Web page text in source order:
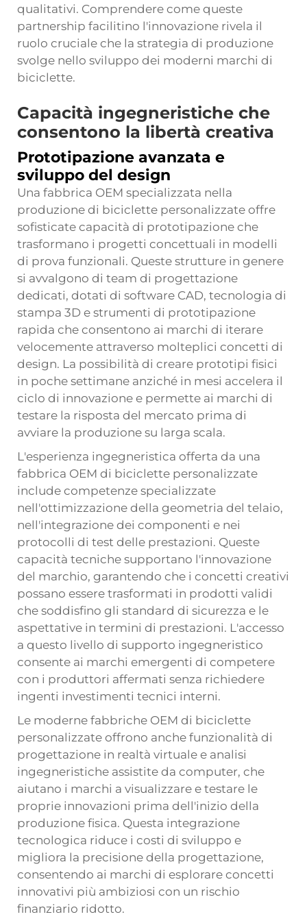
qualitativi. Comprendere come queste
partnership facilitino l'innovazione rivela il
ruolo cruciale che la strategia di produzione
svolge nello sviluppo dei moderni marchi di
biciclette.
Capacità ingegneristiche che
consentono la libertà creativa
Prototipazione avanzata e
sviluppo del design
Una fabbrica OEM specializzata nella
produzione di biciclette personalizzate offre
sofisticate capacità di prototipazione che
trasformano i progetti concettuali in modelli
di prova funzionali. Queste strutture in genere
si avvalgono di team di progettazione
dedicati, dotati di software CAD, tecnologia di
stampa 3D e strumenti di prototipazione
rapida che consentono ai marchi di iterare
velocemente attraverso molteplici concetti di
design. La possibilità di creare prototipi fisici
in poche settimane anziché in mesi accelera il
ciclo di innovazione e permette ai marchi di
testare la risposta del mercato prima di
avviare la produzione su larga scala.
L'esperienza ingegneristica offerta da una
fabbrica OEM di biciclette personalizzate
include competenze specializzate
nell'ottimizzazione della geometria del telaio,
nell'integrazione dei componenti e nei
protocolli di test delle prestazioni. Queste
capacità tecniche supportano l'innovazione
del marchio, garantendo che i concetti creativi
possano essere trasformati in prodotti validi
che soddisfino gli standard di sicurezza e le
aspettative in termini di prestazioni. L'accesso
a questo livello di supporto ingegneristico
consente ai marchi emergenti di competere
con i produttori affermati senza richiedere
ingenti investimenti tecnici interni.
Le moderne fabbriche OEM di biciclette
personalizzate offrono anche funzionalità di
progettazione in realtà virtuale e analisi
ingegneristiche assistite da computer, che
aiutano i marchi a visualizzare e testare le
proprie innovazioni prima dell'inizio della
produzione fisica. Questa integrazione
tecnologica riduce i costi di sviluppo e
migliora la precisione della progettazione,
consentendo ai marchi di esplorare concetti
innovativi più ambiziosi con un rischio
finanziario ridotto.